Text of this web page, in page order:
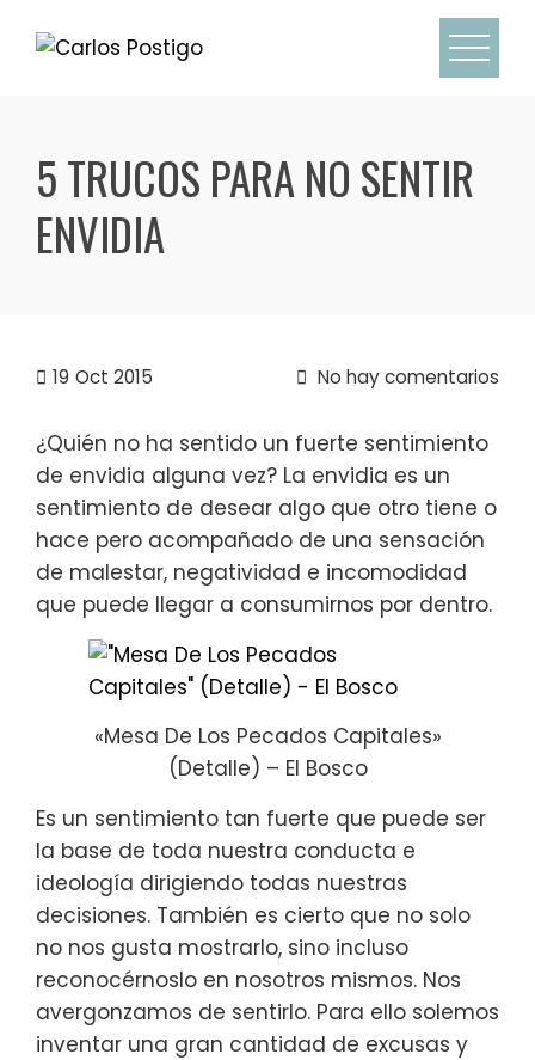
5 TRUCOS PARA NO SENTIR
ENVIDIA
19 Oct 2015 No hay comentarios
¿Quién no ha sentido un fuerte sentimiento
de envidia alguna vez? La envidia es un
sentimiento de desear algo que otro tiene o
hace pero acompañado de una sensación
de malestar, negatividad e incomodidad
que puede llegar a consumirnos por dentro.
«Mesa De Los Pecados Capitales»
(Detalle) – El Bosco
Es un sentimiento tan fuerte que puede ser
la base de toda nuestra conducta e
ideología dirigiendo todas nuestras
decisiones. También es cierto que no solo
no nos gusta mostrarlo, sino incluso
reconocérnoslo en nosotros mismos. Nos
avergonzamos de sentirlo. Para ello solemos
inventar una gran cantidad de excusas y